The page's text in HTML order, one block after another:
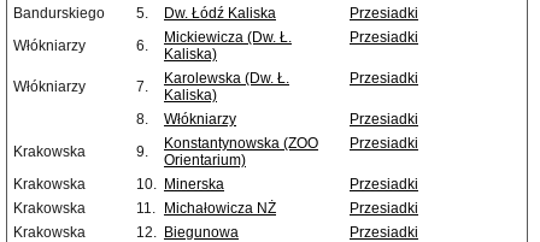
Bandurskiego
5. Dw. Łódź Kaliska
Przesiadki
Włókniarzy
6.
Mickiewicza (Dw. Ł.
Kaliska)
Przesiadki
Włókniarzy 7.
Karolewska (Dw. Ł.
Kaliska)
Przesiadki
8. Włókniarzy
Przesiadki
Krakowska
9.
Konstantynowska (ZOO
Orientarium)
Przesiadki
Krakowska 10. Minerska
Przesiadki
Krakowska
11. Michałowicza NŻ
Przesiadki
Krakowska
12. Biegunowa
Przesiadki